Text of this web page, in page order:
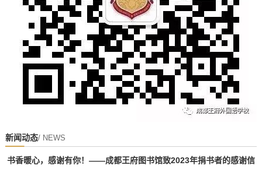
新闻动态/ NEWS
书香暖心，感谢有你！——成都王府图书馆致2023年捐书者的感谢信